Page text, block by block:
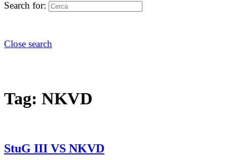
Search for:
Close search
Tag: NKVD
StuG III VS NKVD